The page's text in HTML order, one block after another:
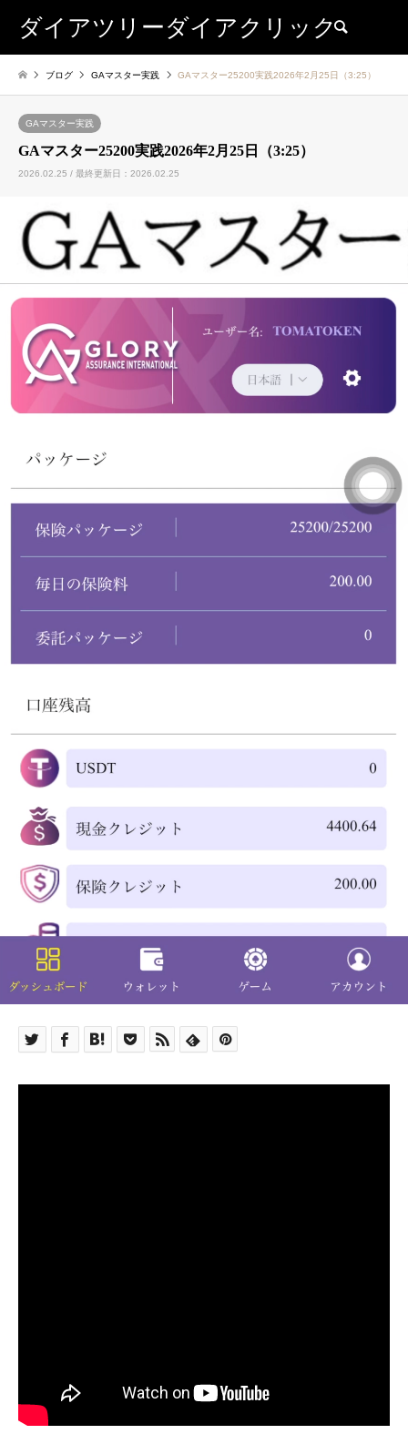
ダイアツリーダイアクリック
ブログ GAマスター実践 GAマスター25200実践2026年2月25日（3:25）
GAマスター実践
GAマスター25200実践2026年2月25日（3:25）
2026.02.25 / 最終更新日：2026.02.25